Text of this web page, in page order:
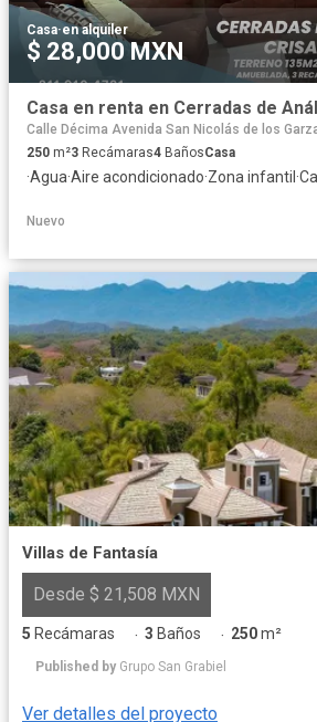
Casa·en alquiler
$ 28,000 MXN
Calle Décima Avenida San Nicolás de los
250 m²3 Recámaras4 BañosCasa
·Agua·Aire acondicionado·Zona infantil·
Nuevo
Villas de Fantasía
Desde $ 21,508 MXN
5 Recámaras · 3 Baños · 250m²
Published by Grupo San Grabiel
Ver detalles del proyecto